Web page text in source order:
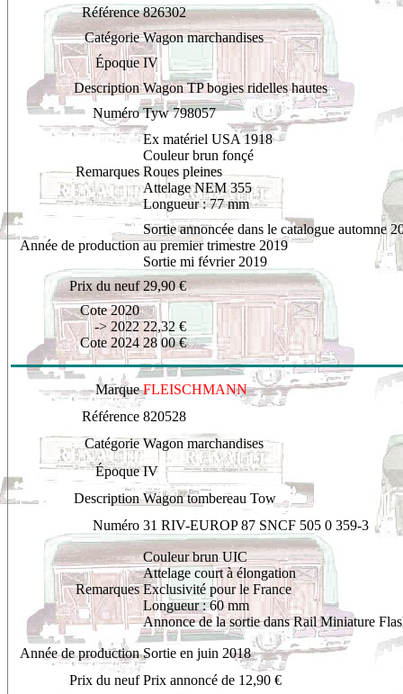
Référence 826302
Catégorie Wagon marchandises
Époque IV
Description Wagon TP bogies ridelles hautes
Numéro Tyw 798057
Remarques
Ex matériel USA 1918
Couleur brun fonçé
Roues pleines
Attelage NEM 355
Longueur : 77 mm
Année de production
Sortie annoncée dans le catalogue automne
au premier trimestre 2019
Sortie mi février 2019
Prix du neuf 29,90 €
Cote 2020
-> 2022
Cote 2024
22,32 €
28 00 €
Marque FLEISCHMANN
Référence 820528
Catégorie Wagon marchandises
Époque IV
Description Wagon tombereau Tow
Numéro 31 RIV-EUROP 87 SNCF 505 0 359-3
Remarques
Couleur brun UIC
Attelage court à élongation
Exclusivité pour le France
Longueur : 60 mm
Annonce de la sortie dans Rail Miniature
Année de production Sortie en juin 2018
Prix du neuf Prix annoncé de 12,90 €